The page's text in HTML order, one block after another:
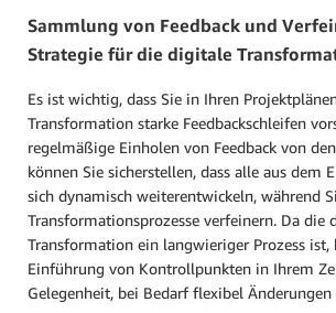
Sammlung von Feedback und
Strategie für die digitale
Es ist wichtig, dass Sie in Ihren
Transformation starke Feedbackschleifen
regelmäßige Einholen von Feedback von
können Sie sicherstellen, dass alle aus dem
sich dynamisch weiterentwickeln, während
Transformationsprozesse verfeinern. Da die
Transformation ein langwieriger Prozess
Einführung von Kontrollpunkten in Ihrem
Gelegenheit, bei Bedarf flexibel